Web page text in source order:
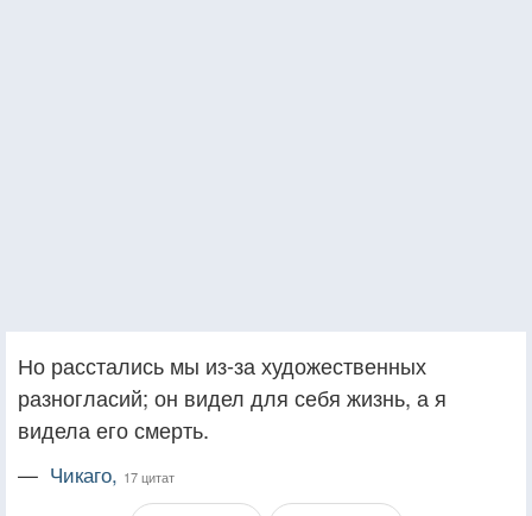
Но расстались мы из-за художественных
разногласий; он видел для себя жизнь, а я
видела его смерть.
— Чикаго, 17 цитат